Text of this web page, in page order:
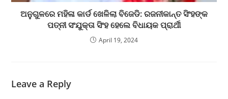
ଅନୁଗୁଳରେ ମହିଳା କାର୍ଡ ‌ଖେଳିଲା ବିଜେଡି: ରଜନୀକାନ୍ତ ସିଂହଙ୍କ
ପତ୍ନୀ ସଂଯୁକ୍ତା ସିଂହ ହେଲେ ବିଧାୟକ ପ୍ରାର୍ଥୀ
April 19, 2024
Leave a Reply